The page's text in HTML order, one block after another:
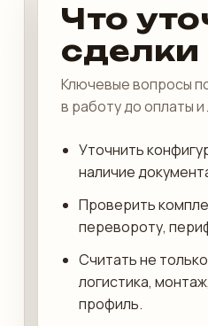
Что
сделки
Ключевые вопросы
в работу до оплаты и
Уточнить
наличие
Проверить
перевороту,
Считать не
логистика,
профиль.